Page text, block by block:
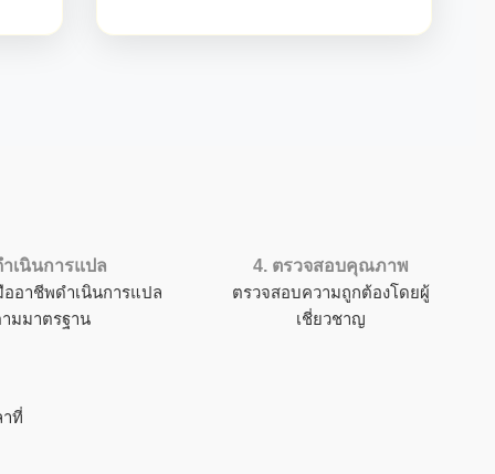
ำเนินการแปล
อาชีพดำเนินการแปล
มมาตรฐาน
4. ตรวจสอบคุณภาพ
ตรวจสอบความถูกต้องโดยผู้
เชี่ยวชาญ
ที่